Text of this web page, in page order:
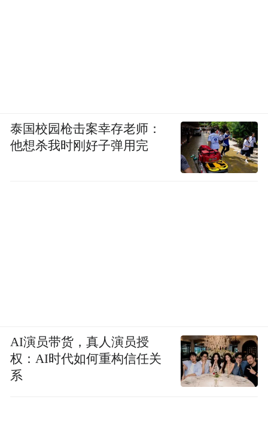
泰国校园枪击案幸存老师：
他想杀我时刚好子弹用完
AI演员带货，真人演员授
权：AI时代如何重构信任关
系